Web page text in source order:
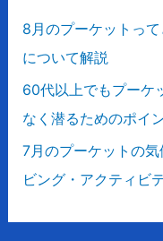
8月のプーケットっ
について解説
60代以上でもプーケ
なく潜るためのポイ
7月のプーケットの
ビング・アクティビ